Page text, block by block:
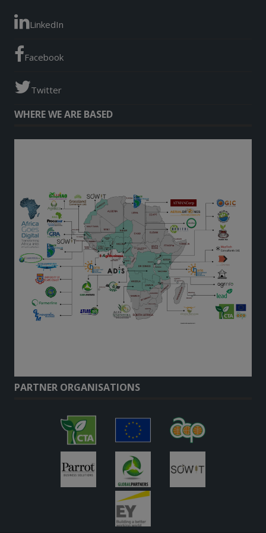
LinkedIn
Facebook
Twitter
WHERE WE ARE BASED
PARTNER ORGANISATIONS